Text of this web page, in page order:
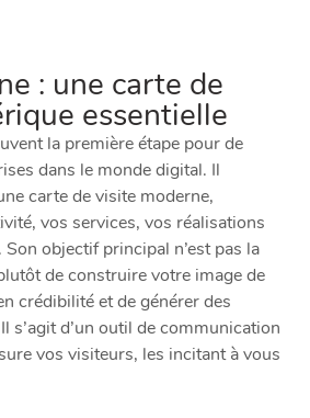
: une carte de
essentielle
la première étape pour de
dans le monde digital. Il
carte de visite moderne,
vos services, vos réalisations
objectif principal n’est pas la
de construire votre image de
crédibilité et de générer des
s’agit d’un outil de communication
vos visiteurs, les incitant à vous